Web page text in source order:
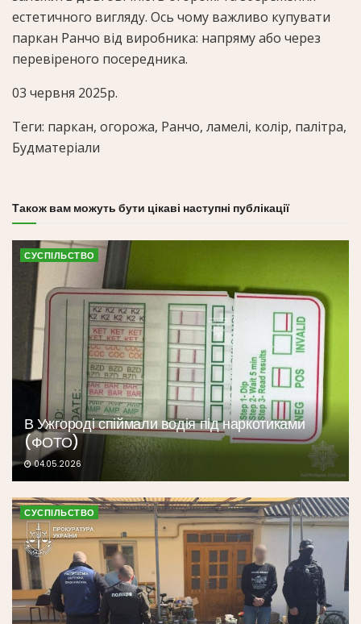
естетичного вигляду. Ось чому важливо купувати
паркан Ранчо від виробника: напряму або через
перевіреного посередника.
03 червня 2025р.
Теги: паркан, огорожа, Ранчо, ламелі, колір, палітра,
Будматеріали
Також вам можуть бути цікаві наступні публікації
СУСПІЛЬСТВО
В Ужгороді спіймали водія під наркотиками
(ФОТО)
04.05.2026
СУСПІЛЬСТВО